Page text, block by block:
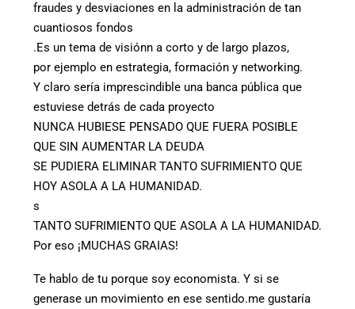
fraudes y desviaciones en la administración de tan
cuantiosos fondos
.Es un tema de visiónn a corto y de largo plazos,
por ejemplo en estrategia, formación y networking.
Y claro sería imprescindible una banca pública que
estuviese detrás de cada proyecto
NUNCA HUBIESE PENSADO QUE FUERA POSIBLE
QUE SIN AUMENTAR LA DEUDA
SE PUDIERA ELIMINAR TANTO SUFRIMIENTO QUE
HOY ASOLA A LA HUMANIDAD.
s
TANTO SUFRIMIENTO QUE ASOLA A LA HUMANIDAD.
Por eso ¡MUCHAS GRAIAS!
Te hablo de tu porque soy economista. Y si se
generase un movimiento en ese sentido.me gustaría